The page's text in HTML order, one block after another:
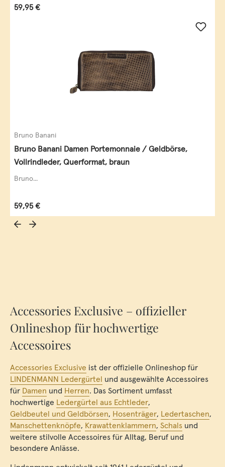
Regulärer Preis:
59,95 €
Bruno Banani
Bruno Banani Damen Portemonnaie / Geldbörse,
Vollrindleder, Querformat, braun
Bruno...
Regulärer Preis:
59,95 €
Accessories Exclusive – offizieller
Onlineshop für hochwertige
Accessoires
Accessories Exclusive ist der offizielle Onlineshop für
LINDENMANN Ledergürtel und ausgewählte Accessoires
für Damen und Herren. Das Sortiment umfasst
hochwertige Ledergürtel aus Echtleder,
Geldbeutel und Geldbörsen, Hosenträger, Ledertaschen,
Manschettenknöpfe, Krawattenklammern, Schals und
weitere stilvolle Accessoires für Alltag, Beruf und
besondere Anlässe.